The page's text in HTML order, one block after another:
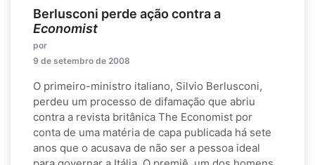
Berlusconi perde ação contra a
Economist
por
9 de setembro de 2008
O primeiro-ministro italiano, Silvio Berlusconi,
perdeu um processo de difamação que abriu
contra a revista britânica The Economist por
conta de uma matéria de capa publicada há sete
anos que o acusava de não ser a pessoa ideal